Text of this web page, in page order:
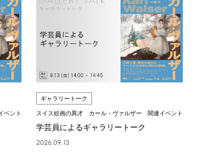
ベント
ギャラリートーク
スイス絵画の異才 カール・ヴァルザー 関連イベント
学芸員によるギャラリートーク
2026.09.13